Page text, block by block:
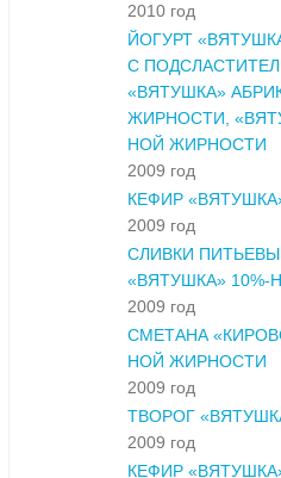
2010 год
ЙОГУРТ
С
«ВЯТУШКА»
ЖИРНОСТИ,
НОЙ ЖИРНОСТИ
2009 год
КЕФИР
2009 год
СЛИВКИ
«ВЯТУШКА»
2009 год
СМЕТАНА
НОЙ ЖИРНОСТИ
2009 год
ТВОРОГ
2009 год
КЕФИР